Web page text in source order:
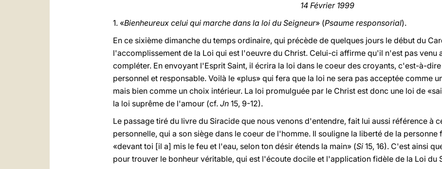
14 Février 1999
1. «Bienheureux celui qui marche dans la loi du Seigneur» (Psaume responsorial).
En ce sixième dimanche du temps ordinaire, qui précède de quelques jours le début du
l'accomplissement de la Loi qui est l'oeuvre du Christ. Celui-ci affirme qu'il n'est pas venu
compléter. En envoyant l'Esprit Saint, il écrira la loi dans le coeur des croyants, c'est-à-
personnel et responsable. Voilà le «plus» qui fera que la loi ne sera pas acceptée comme
mais bien comme un choix intérieur. La loi promulguée par le Christ est donc une loi de
la loi suprême de l'amour (cf. Jn 15, 9-12).
Le passage tiré du livre du Siracide que nous venons d'entendre, fait lui aussi référence à
personnelle, qui a son siège dans le coeur de l'homme. Il souligne la liberté de la personne
«devant toi [il a] mis le feu et l'eau, selon ton désir étends la main» (Si 15, 16). C'est ainsi
pour trouver le bonheur véritable, qui est l'écoute docile et l'application fidèle de la Loi du